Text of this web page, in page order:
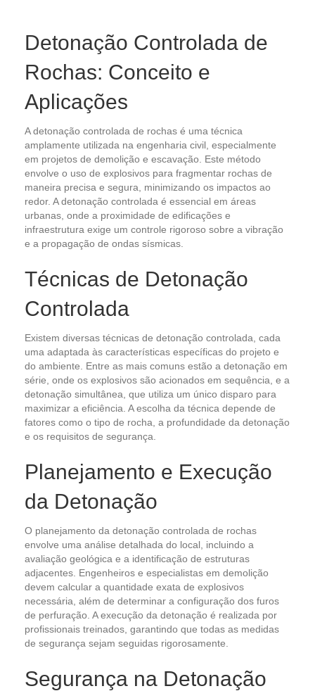
Detonação Controlada de
Rochas: Conceito e
Aplicações
A detonação controlada de rochas é uma técnica
amplamente utilizada na engenharia civil, especialmente
em projetos de demolição e escavação. Este método
envolve o uso de explosivos para fragmentar rochas de
maneira precisa e segura, minimizando os impactos ao
redor. A detonação controlada é essencial em áreas
urbanas, onde a proximidade de edificações e
infraestrutura exige um controle rigoroso sobre a vibração
e a propagação de ondas sísmicas.
Técnicas de Detonação
Controlada
Existem diversas técnicas de detonação controlada, cada
uma adaptada às características específicas do projeto e
do ambiente. Entre as mais comuns estão a detonação em
série, onde os explosivos são acionados em sequência, e a
detonação simultânea, que utiliza um único disparo para
maximizar a eficiência. A escolha da técnica depende de
fatores como o tipo de rocha, a profundidade da detonação
e os requisitos de segurança.
Planejamento e Execução
da Detonação
O planejamento da detonação controlada de rochas
envolve uma análise detalhada do local, incluindo a
avaliação geológica e a identificação de estruturas
adjacentes. Engenheiros e especialistas em demolição
devem calcular a quantidade exata de explosivos
necessária, além de determinar a configuração dos furos
de perfuração. A execução da detonação é realizada por
profissionais treinados, garantindo que todas as medidas
de segurança sejam seguidas rigorosamente.
Segurança na Detonação